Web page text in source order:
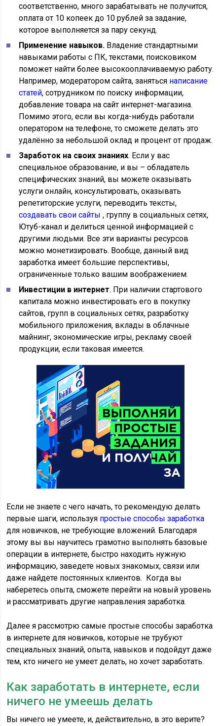
соответственно, много зарабатывать не получится,
оплата от 10 копеек до 10 рублей за задание,
которое выполняется за пару секунд.
Применение навыков. Владение стандартными
навыками работы с ПК, текстами, поисковиком
поможет найти более высокооплачиваемую работу.
Например, модератором сайта, заняться написание
статей, сотрудником по поиску информации,
добавление товара на сайт интернет-магазина.
Помимо этого, если вы когда-нибудь работали
оператором на телефоне, то сможете делать это
удалённо за небольшой оклад и процент от продаж.
Заработок на своих знаниях. Если у вас
специальное образование, и вы – обладатель
специфических знаний, вы можете оказывать
услуги онлайн, консультировать, оказывать
репетиторские услуги, переводить тексты,
создавать свои сайты , группу в социальных сетях,
Ютуб-канал и делиться ценной информацией с
другими людьми. Все эти варианты ресурсов
можно монетизировать. Вообще, данный вид
заработка имеет большие перспективы,
ограниченные только вашим воображением.
Инвестиции в интернет. При наличии стартового
капитала можно инвестировать его в покупку
сайтов, групп в социальных сетях, разработку
мобильного приложения, вклады в облачные
майнинг, экономические игры, рекламу своей
продукции, если таковая имеется.
Если не знаете с чего начать, то рекомендую делать
первые шаги, используя простые способы заработка
для новичков, не требующие вложений. Благодаря
этому вы вы научитесь грамотно выполнять базовые
операции в интернете, быстро находить нужную
информацию, заведете новых знакомых, связи или
даже найдете постоянных клиентов. Когда вы
наберетесь опыта, сможете перейти на новый уровень
и рассматривать другие направления заработка.
Далее я рассмотрю самые простые способы заработка
в интернете для новичков, которые не трубуют
специальных знаний, опыта, навыков и подойдут даже
тем, кто ничего не умеет делать, но хочет заработать.
Как заработать в интернете, если
ничего не умеешь делать
Вы ничего не умеете, и, действительно, в это верите?